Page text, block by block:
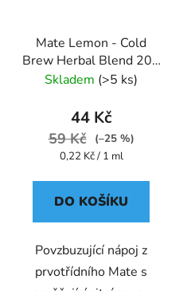
Mate Lemon - Cold
Brew Herbal Blend 200
ml - Oxalis
Skladem (>5 ks)
44 Kč
59 Kč
(–25 %)
Měrná
0,22 Kč / 1 ml
DO KOŠÍKU
Povzbuzující nápoj z
prvotřídního Mate s